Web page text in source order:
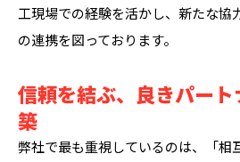
工現場での経験を活かし、新たな協
の連携を図っております。
信頼を結ぶ、良きパー
築
弊社で最も重視しているのは、「相